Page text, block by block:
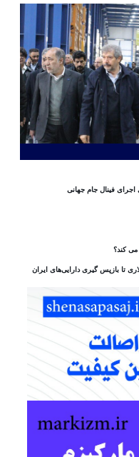
فینال جام جهانی
می کند؟